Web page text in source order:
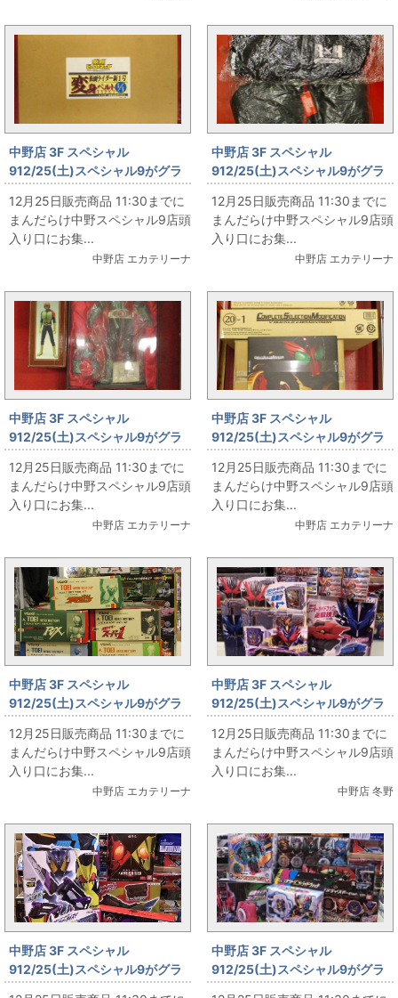
中野店 3F スペシャル
912/25(土)スペシャル9がグラ
ンドオープン‼ その34
12月25日販売商品 11:30までに
まんだらけ中野スペシャル9店頭
入り口にお集...
中野店 エカテリーナ
中野店 3F スペシャル
912/25(土)スペシャル9がグラ
ンドオープン‼ その33
12月25日販売商品 11:30までに
まんだらけ中野スペシャル9店頭
入り口にお集...
中野店 エカテリーナ
中野店 3F スペシャル
912/25(土)スペシャル9がグラ
ンドオープン‼ その32
12月25日販売商品 11:30までに
まんだらけ中野スペシャル9店頭
入り口にお集...
中野店 エカテリーナ
中野店 3F スペシャル
912/25(土)スペシャル9がグラ
ンドオープン‼ その31
12月25日販売商品 11:30までに
まんだらけ中野スペシャル9店頭
入り口にお集...
中野店 エカテリーナ
中野店 3F スペシャル
912/25(土)スペシャル9がグラ
ンドオープン‼ その30
12月25日販売商品 11:30までに
まんだらけ中野スペシャル9店頭
入り口にお集...
中野店 エカテリーナ
中野店 3F スペシャル
912/25(土)スペシャル9がグラ
ンドオープン‼ その29
12月25日販売商品 11:30までに
まんだらけ中野スペシャル9店頭
入り口にお集...
中野店 冬野
中野店 3F スペシャル
912/25(土)スペシャル9がグラ
ンドオープン‼ その28
中野店 3F スペシャル
912/25(土)スペシャル9がグラ
ンドオープン‼ その27